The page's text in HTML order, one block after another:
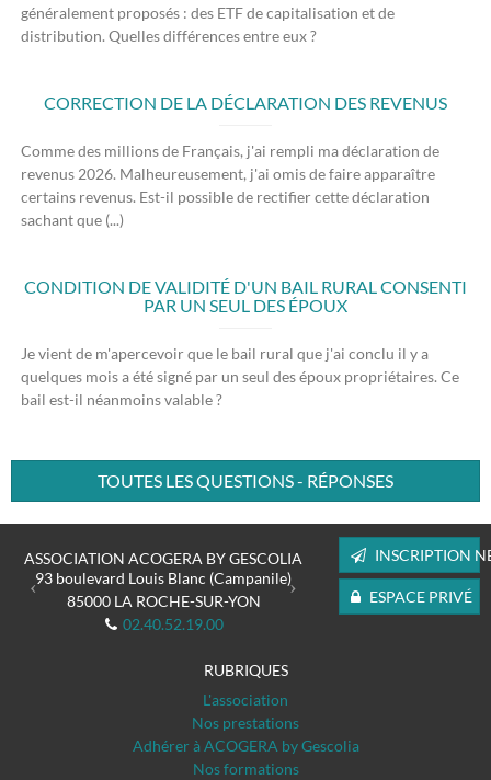
généralement proposés : des ETF de capitalisation et de
distribution. Quelles différences entre eux ?
CORRECTION DE LA DÉCLARATION DES REVENUS
Comme des millions de Français, j'ai rempli ma déclaration de
revenus 2026. Malheureusement, j'ai omis de faire apparaître
certains revenus. Est-il possible de rectifier cette déclaration
sachant que (...)
CONDITION DE VALIDITÉ D'UN BAIL RURAL CONSENTI
PAR UN SEUL DES ÉPOUX
Je vient de m'apercevoir que le bail rural que j'ai conclu il y a
quelques mois a été signé par un seul des époux propriétaires. Ce
bail est-il néanmoins valable ?
TOUTES LES QUESTIONS - RÉPONSES
ASSOCIATION ACOGERA BY GESCOLIA
93 boulevard Louis Blanc (Campanile)
85000 LA ROCHE-SUR-YON
02.40.52.19.00
Previous Next INSCRIPTION
ESPACE PRIVÉ
RUBRIQUES
L'association
Nos prestations
Adhérer à ACOGERA by Gescolia
Nos formations